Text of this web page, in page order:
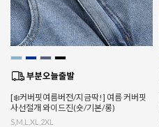
[❄️커버핏여름버전/지금딱!] 여름 커버핏
사선절개 와이드진(숏/기본/롱)
S,M,L,XL,2XL